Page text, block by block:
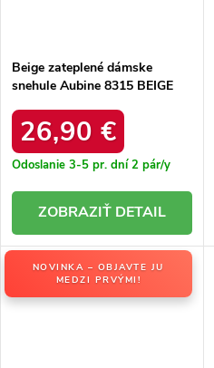
Beige zateplené dámske
snehule Aubine 8315 BEIGE
26,90 €
Odoslanie 3-5 pr. dní2 pár/y
DETAIL
NOVINKA – OBJAVTE JU
MEDZI PRVÝMI!